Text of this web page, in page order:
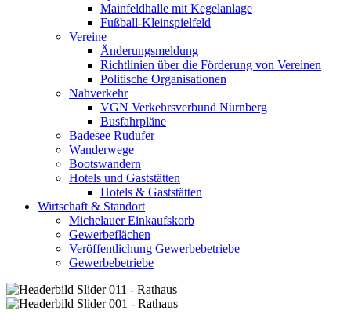
Mainfeldhalle mit Kegelanlage
Fußball-Kleinspielfeld
Vereine
Änderungsmeldung
Richtlinien über die Förderung von Vereinen
Politische Organisationen
Nahverkehr
VGN Verkehrsverbund Nürnberg
Busfahrpläne
Badesee Rudufer
Wanderwege
Bootswandern
Hotels und Gaststätten
Hotels & Gaststätten
Wirtschaft & Standort
Michelauer Einkaufskorb
Gewerbeflächen
Veröffentlichung Gewerbebetriebe
Gewerbebetriebe